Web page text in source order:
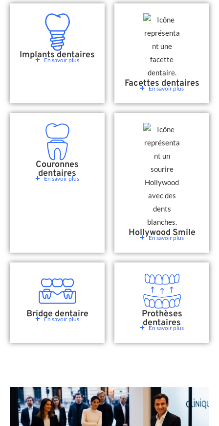
Implants dentaires
En savoir plus
Facettes dentaires
En savoir plus
Couronnes
dentaires
En savoir plus
Hollywood Smile
En savoir plus
Bridge dentaire
En savoir plus Prothèses
dentaires
En savoir plus